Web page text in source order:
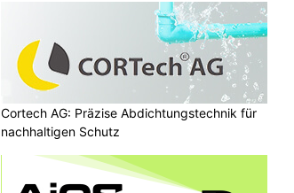
Cortech AG: Präzise Abdichtungstechnik für
nachhaltigen Schutz